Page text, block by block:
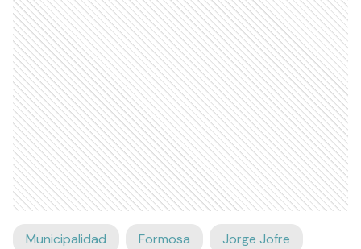
Municipalidad Formosa Jorge Jofre